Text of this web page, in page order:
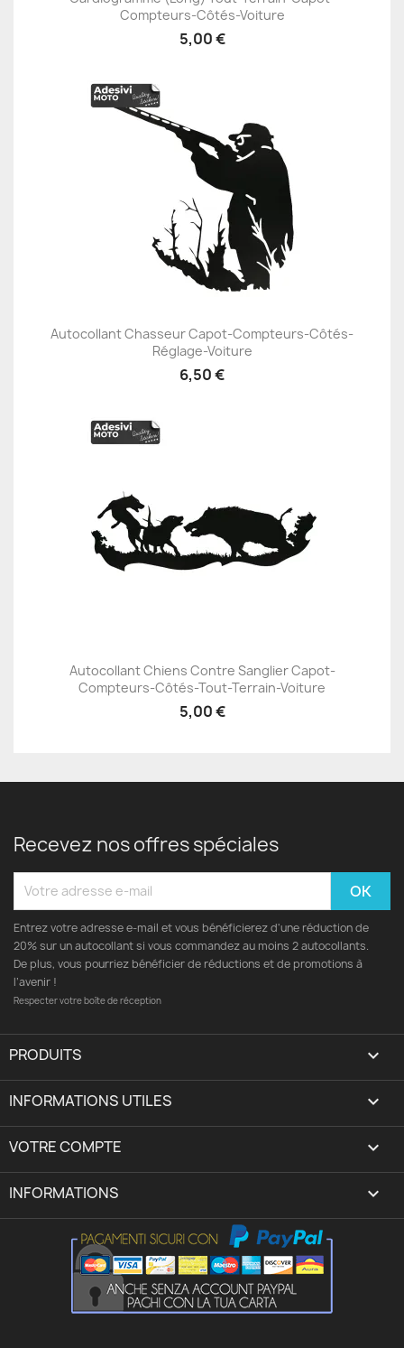
Compteurs-Côtés-Voiture
5,00 €
Autocollant Chasseur Capot-Compteurs-Côtés-
Réglage-Voiture
6,50 €
Autocollant Chiens Contre Sanglier Capot-
Compteurs-Côtés-Tout-Terrain-Voiture
5,00 €
Recevez nos offres spéciales
Entrez votre adresse e-mail et vous bénéficierez d'une réduction de
20% sur un autocollant si vous commandez au moins 2 autocollants.
De plus, vous pourriez bénéficier de réductions et de promotions à
l’avenir !
Respecter votre boîte de réception
PRODUITS 
INFORMATIONS UTILES 
VOTRE COMPTE expand_more
INFORMATIONS keyboard_arrow_down